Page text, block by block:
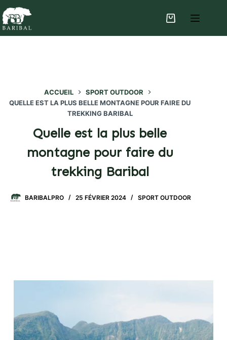
Passer
au
contenu
Panier
d’achat
ACCUEIL
SPORT OUTDOOR
QUELLE EST LA PLUS BELLE MONTAGNE POUR FAIRE DU
TREKKING BARIBAL
Quelle est la plus belle
montagne pour faire du
trekking Baribal
BARIBALPRO 25 FÉVRIER 2024 SPORT OUTDOOR